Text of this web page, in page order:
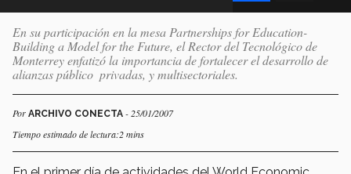
En su participación en la mesa Partnerships for Education-
Building a Model for the Future, el Rector del Tecnológico de
Monterrey enfatizó la importancia de fortalecer el desarrollo de
alianzas público  privadas, y multisectoriales.
Por ARCHIVO CONECTA - 25/01/2007
Tiempo estimado de lectura:2 mins